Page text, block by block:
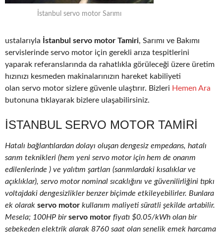
İstanbul servo motor Sarımı
ustalarıyla İstanbul servo motor Tamiri, Sarımı ve Bakımı
servislerinde servo motor için gerekli arıza tespitlerini
yaparak referanslarında da rahatlıkla görüleceği üzere üretim
hızınızı kesmeden makinalarınızın hareket kabiliyeti
olan servo motor sizlere güvenle ulaştırır. Bizleri Hemen Ara
butonuna tıklayarak bizlere ulaşabilirsiniz.
İSTANBUL SERVO MOTOR TAMIRI
Hatalı bağlantılardan dolayı oluşan dengesiz empedans, hatalı
sarım teknikleri (hem yeni servo motor için hem de onarım
edilenlerinde ) ve yalıtım şartları (sarımlardaki kısalıklar ve
açıklıklar), servo motor nominal sıcaklığını ve güvenilirliğini tıpkı
voltajdaki dengesizlikler benzer biçimde etkileyebilirler. Bunlara
ek olarak servo motor kullanım maliyeti süratli şekilde artabilir.
Mesela; 100HP birservo motor fiyatı $0.05/kWh olan bir
şebekeden elektrik alarak 8760 saat olan senelik emek harcama